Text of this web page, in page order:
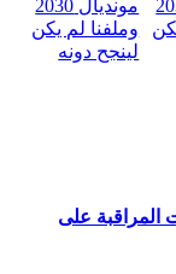
المراقبة على